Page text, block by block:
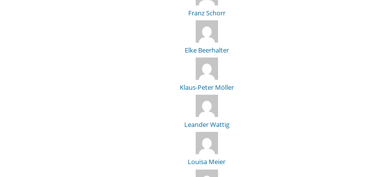
Franz Schorr
Elke Beerhalter
Klaus-Peter Möller
Leander Wattig
Louisa Meier